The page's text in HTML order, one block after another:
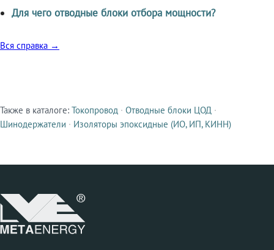
Для чего отводные блоки отбора мощности?
Вся справка →
Смежные продукты
Также в каталоге: Токопровод · Отводные блоки ЦОД ·
Шинодержатели · Изоляторы эпоксидные (ИО, ИП, КИНН)